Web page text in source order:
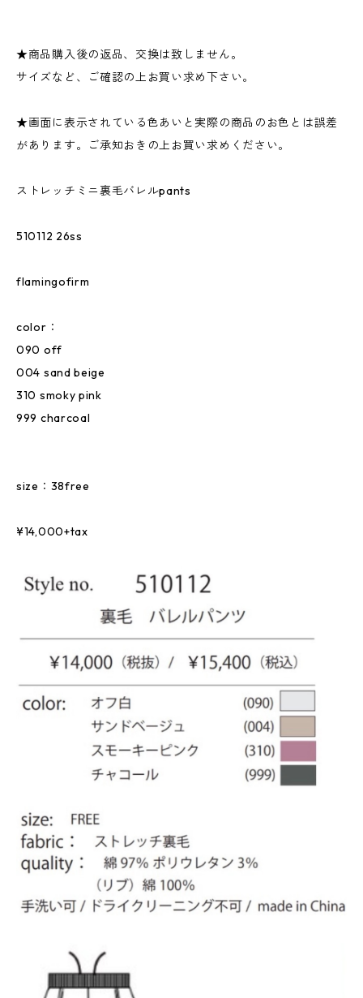
★商品購入後の返品、交換は致しません。
サイズなど、ご確認の上お買い求め下さい。
★画面に表示されている色あいと実際の商品のお色とは誤差
があります。ご承知おきの上お買い求めください。
ストレッチミニ裏毛バレルpants
510112 26ss
flamingofirm
color：
090 off
004 sand beige
310 smoky pink
999 charcoal
size：38free
¥14,000+tax